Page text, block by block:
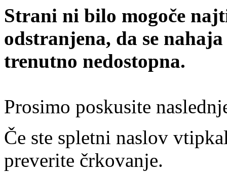
Strani ni bilo mogoče
odstranjena, da se
trenutno nedostopna.
Prosimo poskusite
Če ste spletni naslov
preverite črkovanje.